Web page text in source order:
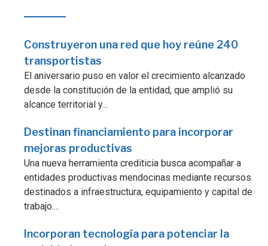
Construyeron una red que hoy reúne 240
transportistas
El aniversario puso en valor el crecimiento alcanzado
desde la constitución de la entidad, que amplió su
alcance territorial y...
Destinan financiamiento para incorporar
mejoras productivas
Una nueva herramienta crediticia busca acompañar a
entidades productivas mendocinas mediante recursos
destinados a infraestructura, equipamiento y capital de
trabajo....
Incorporan tecnología para potenciar la